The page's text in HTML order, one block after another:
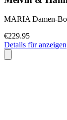
MARIA Damen-
€229.95
Details für anzeigen